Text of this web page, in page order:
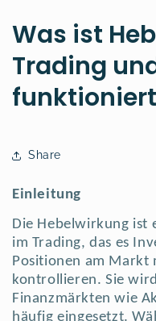
Was ist
Trading
Share
Einleitung
Die Hebelwirkung ist
im Trading, das es
Positionen am Markt
kontrollieren. Sie
Finanzmärkten wie
häufig eingesetzt.